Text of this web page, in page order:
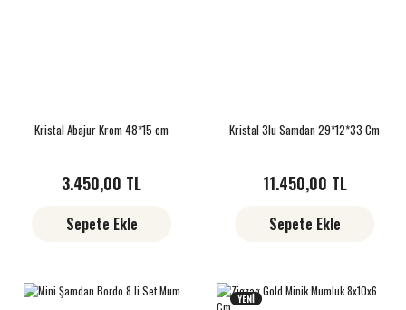
Kristal Abajur Krom 48*15 cm
3.450,00 TL
Sepete Ekle
Kristal 3lu Samdan 29*12*33 Cm
11.450,00 TL
Sepete Ekle
YENİ